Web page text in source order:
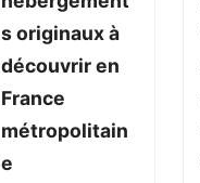
s originaux à
découvrir en
France
métropolitain
e